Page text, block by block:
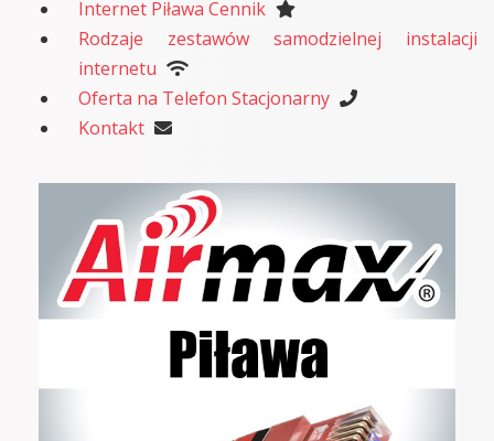
Internet Piława Cennik
Rodzaje zestawów samodzielnej instalacji
internetu
Oferta na Telefon Stacjonarny
Kontakt